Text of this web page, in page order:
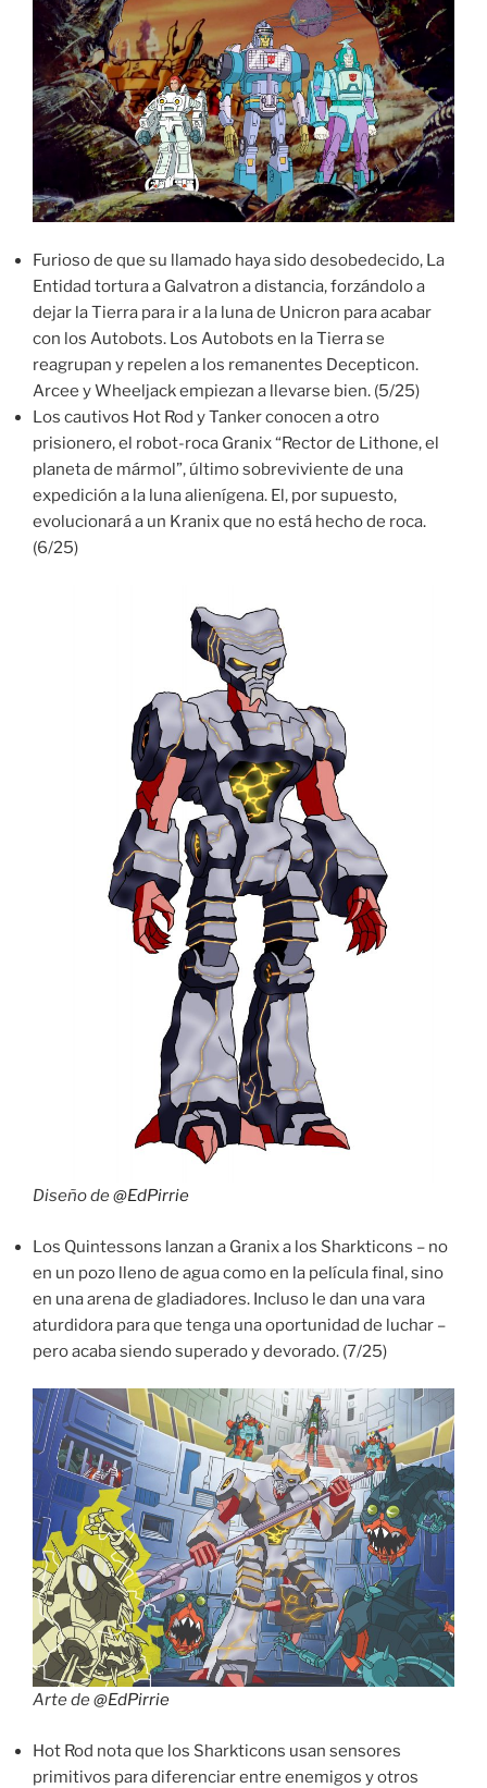
Furioso de que su llamado haya sido desobedecido, La
Entidad tortura a Galvatron a distancia, forzándolo a
dejar la Tierra para ir a la luna de Unicron para acabar
con los Autobots. Los Autobots en la Tierra se
reagrupan y repelen a los remanentes Decepticon.
Arcee y Wheeljack empiezan a llevarse bien. (5/25)
Los cautivos Hot Rod y Tanker conocen a otro
prisionero, el robot-roca Granix “Rector de Lithone, el
planeta de mármol”, último sobreviviente de una
expedición a la luna alienígena. El, por supuesto,
evolucionará a un Kranix que no está hecho de roca.
(6/25)
Diseño de@EdPirrie
Los Quintessons lanzan a Granix a los Sharkticons – no
en un pozo lleno de agua como en la película final, sino
en una arena de gladiadores. Incluso le dan una vara
aturdidora para que tenga una oportunidad de luchar –
pero acaba siendo superado y devorado. (7/25)
Arte de@EdPirrie
Hot Rod nota que los Sharkticons usan sensores
primitivos para diferenciar entre enemigos y otros